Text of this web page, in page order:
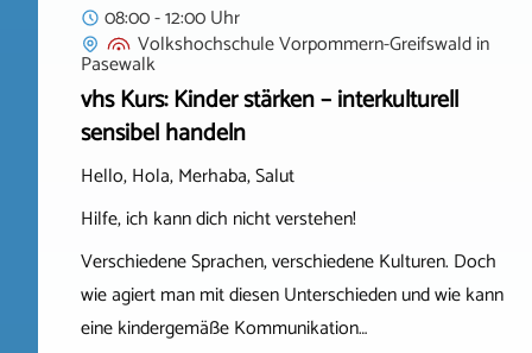
08:00 - 12:00 Uhr
Volkshochschule Vorpommern-Greifswaldin
Pasewalk
vhs Kurs: Kinder stärken – interkulturell
sensibel handeln
Hello, Hola, Merhaba, Salut
Hilfe, ich kann dich nicht verstehen!
Verschiedene Sprachen, verschiedene Kulturen. Doch
wie agiert man mit diesen Unterschieden und wie kann
eine kindergemäße Kommunikation…